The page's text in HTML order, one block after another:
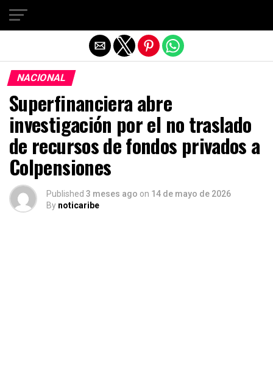
NACIONAL
Superfinanciera abre
investigación por el no traslado
de recursos de fondos privados a
Colpensiones
Published 3 meses ago on 14 de mayo de 2026
By noticaribe